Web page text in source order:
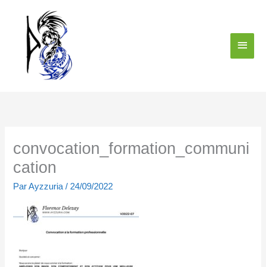
contenu
convocation_formation_communi
cation
ParAyzzuria/ 24/09/2022